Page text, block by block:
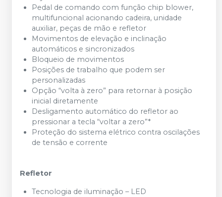
Pedal de comando com função chip blower,
multifuncional acionando cadeira, unidade
auxiliar, peças de mão e refletor
Movimentos de elevação e inclinação
automáticos e sincronizados
Bloqueio de movimentos
Posições de trabalho que podem ser
personalizadas
Opção “volta à zero” para retornar à posição
inicial diretamente
Desligamento automático do refletor ao
pressionar a tecla “voltar a zero”*
Proteção do sistema elétrico contra oscilações
de tensão e corrente
Refletor
Tecnologia de iluminação – LED